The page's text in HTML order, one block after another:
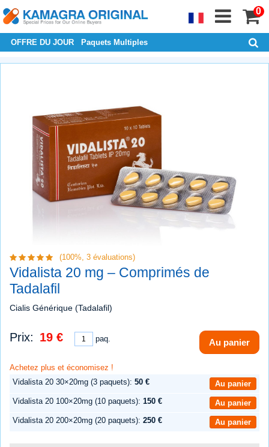
0
OFFRE DU JOUR Paquets Multiples
(100%, 3 évaluations)
Vidalista 20 mg – Comprimés de
Tadalafil
Cialis Générique (Tadalafil)
Prix: 19 € paq. Au panier
Achetez plus et économisez !
Vidalista 20 30×20mg (3 paquets): 50 €
Au panier
Vidalista 20 100×20mg (10 paquets): 150 €
Au panier
Vidalista 20 200×20mg (20 paquets): 250 € Au panier